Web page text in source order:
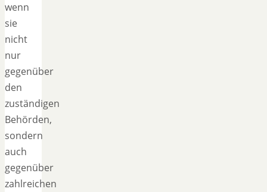
wenn
sie
nicht
nur
gegenüber
den
zuständigen
Behörden,
sondern
auch
gegenüber
zahlreichen